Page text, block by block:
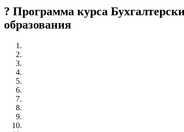
? Программа курса
образования